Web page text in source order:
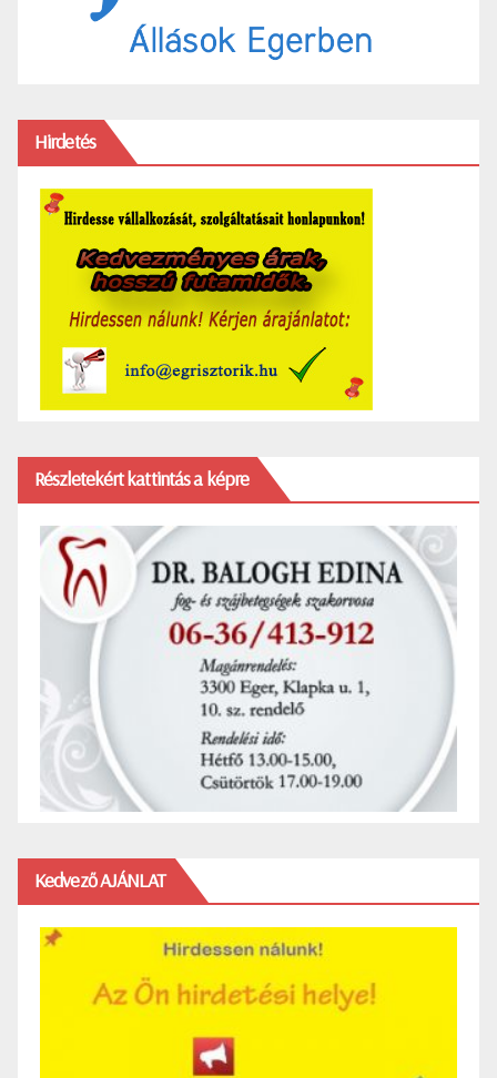
Hirdetés
Részletekért kattintás a képre
Kedvező AJÁNLAT